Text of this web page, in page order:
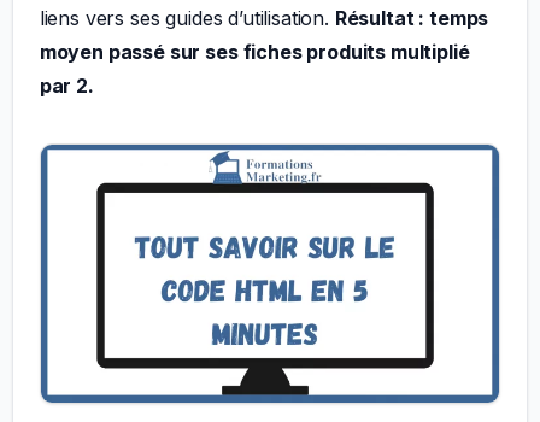
liens vers ses guides d’utilisation. Résultat : temps
moyen passé sur ses fiches produits multiplié
par 2.